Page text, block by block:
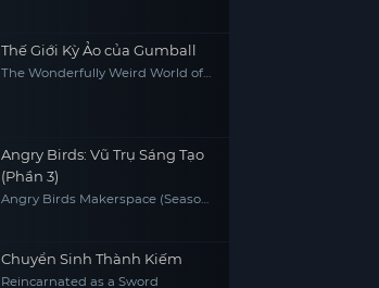
Thế Giới Kỳ Ảo của Gumball
The Wonderfully Weird World of
Angry Birds: Vũ Trụ Sáng Tạo
(Phần 3)
Angry Birds Makerspace (Season
Chuyển Sinh Thành Kiếm
Reincarnated as a Sword